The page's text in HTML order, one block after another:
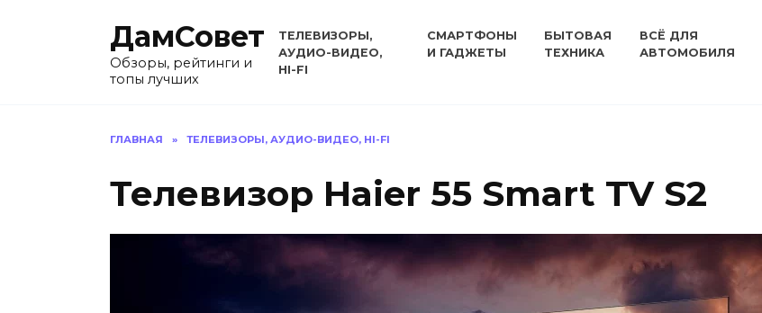
ДамСовет
Обзоры, рейтинги и
топы лучших
ТЕЛЕВИЗОРЫ,
АУДИО-ВИДЕО,
HI-FI
СМАРТФОНЫ
И ГАДЖЕТЫ
БЫТОВАЯ
ТЕХНИКА
ВСЁ ДЛЯ
АВТОМОБИЛЯ
ГЛАВНАЯ » ТЕЛЕВИЗОРЫ, АУДИО-ВИДЕО, HI-FI
Телевизор Haier 55 Smart TV S2